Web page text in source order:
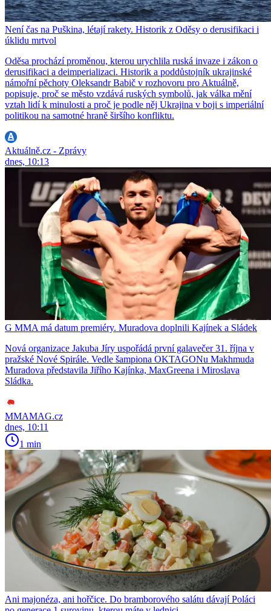
Není čas na Puškina, létají rakety. Historik z Oděsy o derusifikaci i
úklidu mrtvol
Oděsa prochází proměnou, kterou urychlila ruská invaze i zákon o
derusifikaci a deimperializaci. Historik a poddůstojník ukrajinské
námořní pěchoty Oleksandr Babič v rozhovoru pro Aktuálně,
popisuje, proč se město vzdává ruských symbolů, jak válka mění
vztah lidí k minulosti a proč je podle něj Ukrajina v boji s imperiální
politikou na samotné hraně širšího konfliktu.
Aktuálně.cz - Zprávy
dnes, 10:13
G MMA má datum premiéry. Muradova doplnili Kajínek a Sládek
Nová organizace Jakuba Jíry uspořádá první galavečer 31. října v
pražské Nové Spirále. Vedle šampiona OKTAGONu Makhmuda
Muradova představila Jiřího Kajínka, MaxGreena i Miroslava
Sládka.
MMAMAG.cz
dnes, 10:11
1 min
Ani majonéza, ani hořčice. Do bramborového salátu dávají Poláci